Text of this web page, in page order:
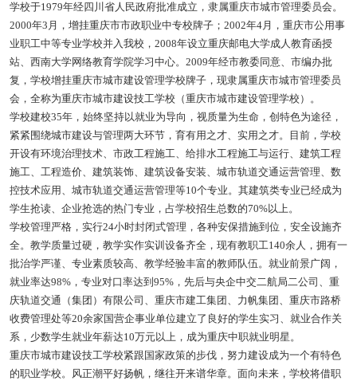
学校于1979年经四川省人民政府批准成立，隶属重庆市城市管理委员会。
2000年3月，增挂重庆市市政职业中专校牌子；2002年4月，重庆市公用事
业职工中等专业学校并入我校，2008年设立重庆邮电大学成人教育函授
站、西南大学网络教育学院学习中心。2009年经市教委同意、市编办批
复，学校增挂重庆市城市建设管理学校牌子，现隶属重庆市城市管理委员
会，全称为重庆市城市建设技工学校（重庆市城市建设管理学校）。
学校建校35年，始终坚持以就业为导向，视质量为生命，创特色为途径，
紧紧围绕城市建设与管理两大环节，育有用之才、实用之才。目前，学校
开设有环境治理技术、市政工程施工、给排水工程施工与运行、建筑工程
施工、工程造价、建筑装饰、建筑设备安装、城市轨道交通运营管理、数
控技术应用、城市轨道交通运营管理等10个专业。其建筑类专业已经成为
学生抢读、企业抢选的热门专业，占学校招生总数的70%以上。
学校管理严格，实行24小时封闭式管理，各种安保措施到位，安全设施齐
全。教学质量过硬，教学实作实训设备齐全，现有教职工140余人，拥有一
批治学严谨、专业素质较高、教学经验丰富的教师队伍。就业前景广阔，
就业率达98%，专业对口率达到95%，先后与央企中交二航局二公司、重
庆轨道交通（集团）有限公司、重庆市建工集团、力帆集团、重庆市路桥
收费管理处等20余家国营企事业单位建立了良好的学生实习、就业合作关
系，少数学生就业年薪达10万元以上，成为重庆中职就业明星。
重庆市城市建设技工学校紧跟国家政策的步伐，努力建设成为一个有特色
的职业学校。风正潮平好扬帆，继往开来谱华章。面向未来，学校将借职